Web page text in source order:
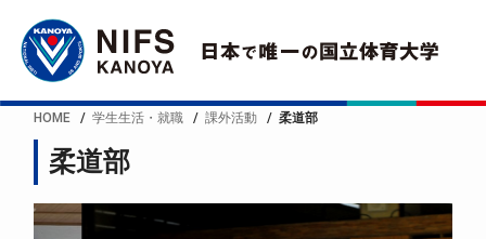
HOME 学生生活・就職 課外活動 柔道部
柔道部